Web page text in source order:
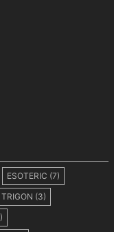
ESOTERIC (7)
TRIGON (3)